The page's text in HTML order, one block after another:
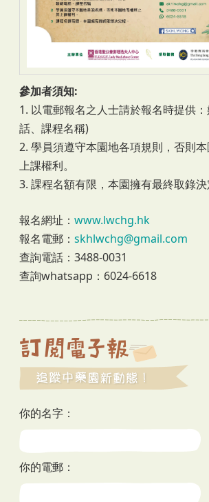
參加者須知:
1. 以電郵報名之人士請於報名時提供
話、課程名稱)
2. 學員須遵守本園地各項規則，否則
上課權利。
3. 課程名額有限，本園擁有最終取錄決
報名網址： www.lwchg.hk
報名電郵： skhlwchg@gmail.com
查詢電話：3488-0031
查詢whatsapp：6024-6618
你的名字：
你的電郵：